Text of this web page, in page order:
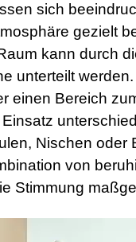
sich
gezielt
kann durch
unterteilt
einen Bereich
Nischen
von
Stimmung